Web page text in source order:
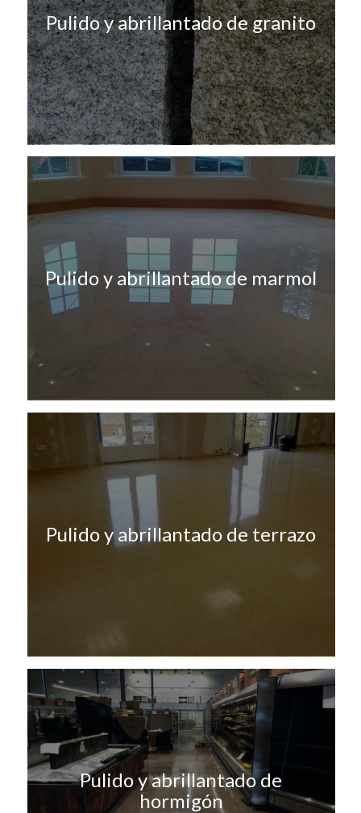
Pulido y abrillantado de granito
Pulido y abrillantado de marmol
Pulido y abrillantado de terrazo
Pulido y abrillantado de
hormigón